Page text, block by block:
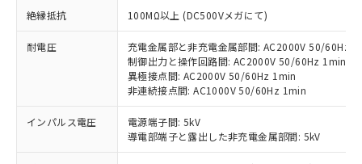
絶縁抵抗 100MΩ以上 (DC500Vメガにて)
耐電圧
充電金属部と非充電金属部間: AC2000V 50/60Hz
制御出力と操作回路間: AC2000V 50/60Hz 1min
異極接点間: AC2000V 50/60Hz 1min
非連続接点間: AC1000V 50/60Hz 1min
インパルス電圧
電源端子間: 5kV
導電部端子と露出した非充電金属部間: 5kV
以下の条件をお読みいただき、同意のうえ
本サービスは、当社制御機器事業取扱
商品の当社在庫状況および標準価格
(税抜)を提供させていただくもので
す。
当社制御機器事業取扱商品の中には、
本サービスの対象外となる商品もある
対応予定なし：EU RoHS指令（10物質）の
非含有に非対応の商品で、対応品を出す予
定はありません。
調査・確認中：EU RoHS指令（10物質）の
非含有の対応状況を調査中または確認中の
非該当品：ライセンス料など無形物で、有
害物質有無と関係のない商品です。
仕入先様の事情により、非含有部品として
※1 中国RoHS○×表
「○」：最大均質材料含有率が中国RoHSの
基準値以下であることを示します。
「×」：最大均質材料含有率が中国RoHSの